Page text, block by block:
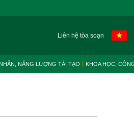
Liên hệ tòa soạn
NĂNG LƯỢNG TÁI TẠO KHOA HỌC,